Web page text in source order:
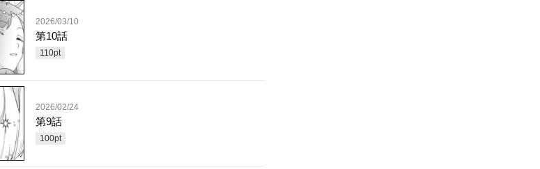
2026/03/10
第10話
110pt
2026/02/24
第9話
100pt